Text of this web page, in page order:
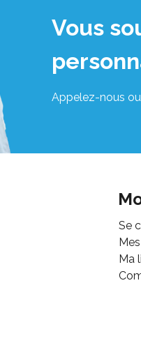
Vous
Appelez-nous
Se
Ma